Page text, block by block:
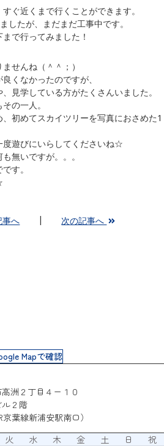
ぐ近くまで行くことができます。
したが、まだまだ工事中です。
で行ってみました！
せんね（＾＾；）
くなかったのですが、
見学している方がたくさんいました。
の一人。
初めてスカイツリーを写真におさめた1
度遊びにいらしてくださいね☆
無いですが。。。
す。
事へ 次の記事へ
Mapで確認
洲２丁目４ー１０
２階
京葉線新浦安駅南口）
火 水 木 金 土 日 祝